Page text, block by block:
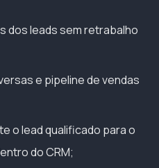
dos leads sem retrabalho
e pipeline de vendas
o lead qualificado para o
do CRM;